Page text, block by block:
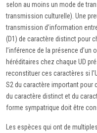
selon au moins un mode de
transmission culturelle). Une
transmission d’information
(D1) de caractère distinct pour
l’inférence de la présence
héréditaires chez chaque UD
reconstituer ces caractères si
S2 du caractère important pour
du caractère distinct et du
forme sympatrique doit être
Les espèces qui ont de